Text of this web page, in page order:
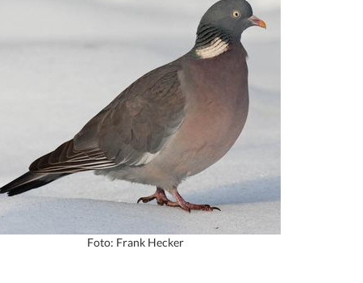
Foto: Frank Hecker